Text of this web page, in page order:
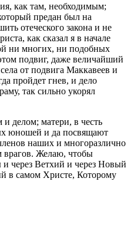
как там, необходимым;
предан был на
отеческого закона и не
как сказал я в начале
ни многих, ни подобных
подвиг, даже величайший
от подвига Маккавеев и
пройдет гнев, и дело
так сильно укорял
делом; матери, в честь
юношей и да посвящают
наших и многоразлично
врагов. Желаю, чтобы
и через Ветхий и через Новый
в самом Христе, Которому